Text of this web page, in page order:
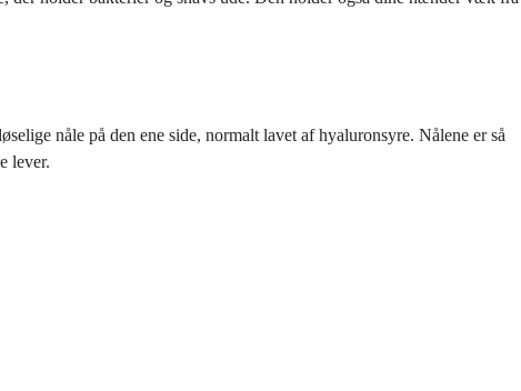
nåle på den ene side, normalt lavet af hyaluronsyre. Nålene er så
lever.